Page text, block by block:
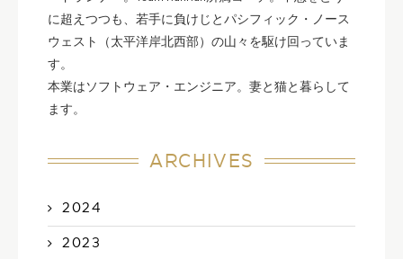
に超えつつも、若手に負けじとパシフィック・ノース
ウェスト（太平洋岸北西部）の山々を駆け回っていま
す。
本業はソフトウェア・エンジニア。妻と猫と暮らして
ます。
ARCHIVES
2024
2023